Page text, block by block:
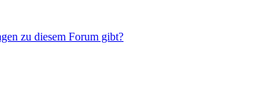
zu diesem Forum gibt?